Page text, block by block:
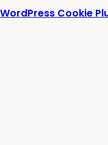
WordPress Cookie